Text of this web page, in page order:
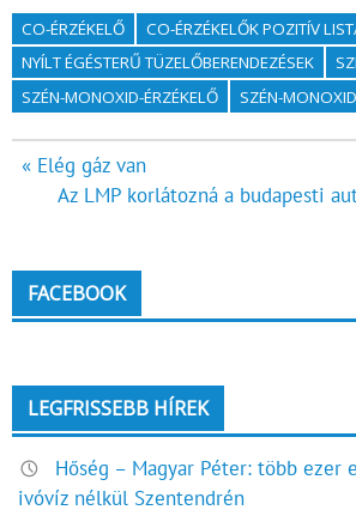
CO-ÉRZÉKELŐ
CO-ÉRZÉKELŐK POZITÍV
NYÍLT ÉGÉSTERŰ TÜZELŐBERENDEZÉSEK
SZÉN-MONOXID-ÉRZÉKELŐ
SZÉN-
Bejegyzés
navigáció
« Elég gáz van
Az LMP korlátozná a budapesti
FACEBOOK
LEGFRISSEBB HÍREK
Hőség – Magyar Péter: több ezer
ivóvíz nélkül Szentendrén